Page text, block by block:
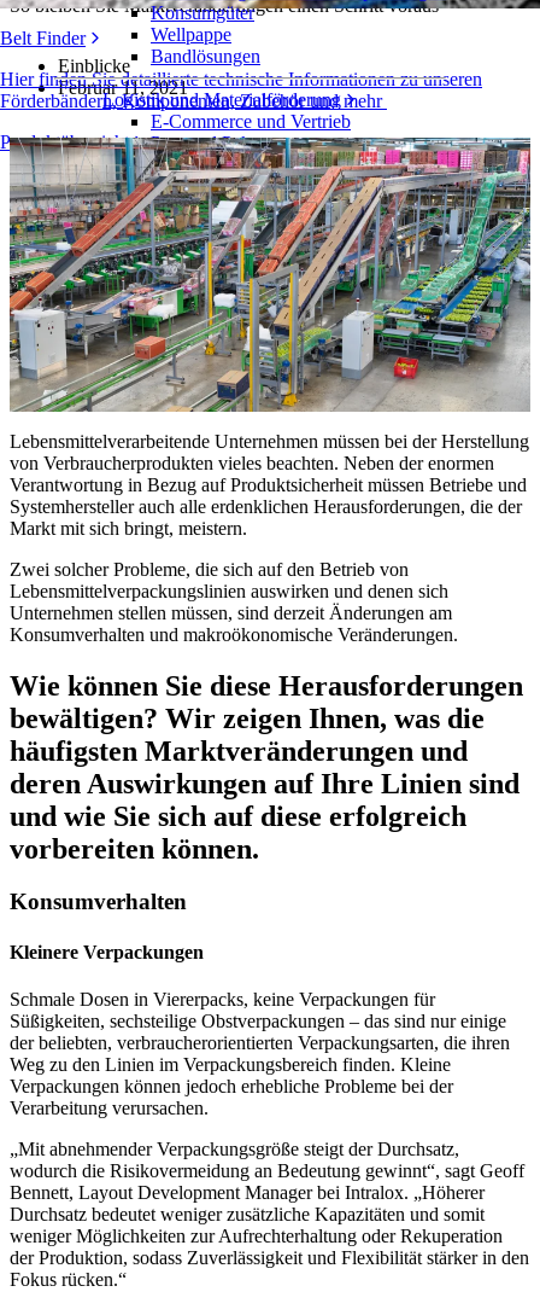
Belt Finder
Hier finden Sie detaillierte technische Informationen zu unseren
Förderbändern, Komponenten, Zubehör und mehr
Produktübersicht
Konsumgüter
Wellpappe
Bandlösungen
Logistik und Materialförderung
E-Commerce und Vertrieb
Post und Paket
Reifen- und Automobilindustrie
Reifen
Automobilindustrie
EV-Batterien
Industrieproduktion
Branchenübersicht
So bleiben Sie Marktveränderungen einen Schritt voraus
Einblicke
Februar 11, 2021
Lebensmittelverarbeitende Unternehmen müssen bei der Herstellung
von Verbraucherprodukten vieles beachten. Neben der enormen
Verantwortung in Bezug auf Produktsicherheit müssen Betriebe und
Systemhersteller auch alle erdenklichen Herausforderungen, die der
Markt mit sich bringt, meistern.
Zwei solcher Probleme, die sich auf den Betrieb von
Lebensmittelverpackungslinien auswirken und denen sich
Unternehmen stellen müssen, sind derzeit Änderungen am
Konsumverhalten und makroökonomische Veränderungen.
Wie können Sie diese Herausforderungen
bewältigen? Wir zeigen Ihnen, was die
häufigsten Marktveränderungen und
deren Auswirkungen auf Ihre Linien sind
und wie Sie sich auf diese erfolgreich
vorbereiten können.
Konsumverhalten
Kleinere Verpackungen
Schmale Dosen in Viererpacks, keine Verpackungen für
Süßigkeiten, sechsteilige Obstverpackungen – das sind nur einige
der beliebten, verbraucherorientierten Verpackungsarten, die ihren
Weg zu den Linien im Verpackungsbereich finden. Kleine
Verpackungen können jedoch erhebliche Probleme bei der
Verarbeitung verursachen.
„Mit abnehmender Verpackungsgröße steigt der Durchsatz,
wodurch die Risikovermeidung an Bedeutung gewinnt“, sagt Geoff
Bennett, Layout Development Manager bei Intralox. „Höherer
Durchsatz bedeutet weniger zusätzliche Kapazitäten und somit
weniger Möglichkeiten zur Aufrechterhaltung oder Rekuperation
der Produktion, sodass Zuverlässigkeit und Flexibilität stärker in den
Fokus rücken.“